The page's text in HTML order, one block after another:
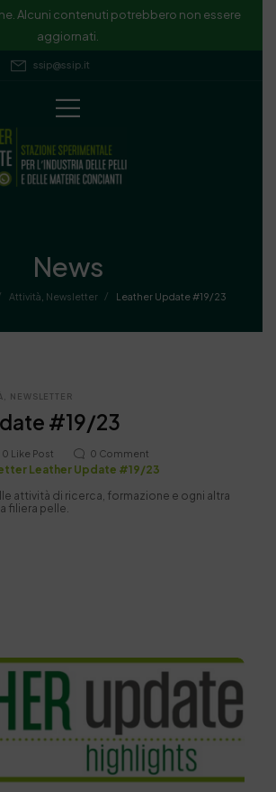
Alcuni contenuti potrebbero non essere
aggiornati.
ssip@ssip.it
News
Attività Newsletter / Leather Update #19/23
, NEWSLETTER
#19/23
0 Like Post 0 Comment
Leather Update #19/23
attività di ricerca, formazione e ogni altra
filiera pelle.